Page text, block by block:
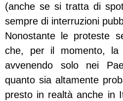
(anche se si tratta di
sempre di interruzioni
Nonostante le proteste
che, per il momento, la
avvenendo solo nei
quanto sia altamente
presto in realtà anche in